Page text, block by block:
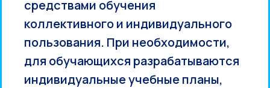
средствами обучения
коллективного и индивидуального
пользования. При необходимости,
для обучающихся разрабатываются
индивидуальные учебные планы,